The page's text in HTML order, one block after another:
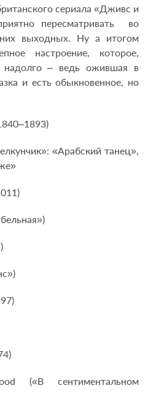
сериала «Дживс и
пересматривать во
выходных. Ну а итогом
настроение, которое,
надолго – ведь ожившая в
и есть обыкновенное, но
«Арабский танец»,
(«В сентиментальном